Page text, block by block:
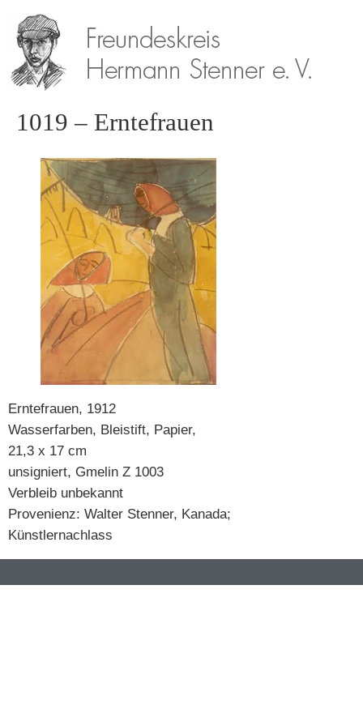
1019 – Erntefrauen
Erntefrauen, 1912
Wasserfarben, Bleistift, Papier,
21,3 x 17 cm
unsigniert, Gmelin Z 1003
Verbleib unbekannt
Provenienz: Walter Stenner, Kanada;
Künstlernachlass